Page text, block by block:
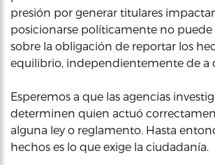
presión por generar titulares
posicionarse políticamente no puede
sobre la obligación de reportar los
equilibrio, independientemente de a
Esperemos a que las agencias
determinen quien actuó
alguna ley o reglamento. Hasta
hechos es lo que exige la ciudadanía.